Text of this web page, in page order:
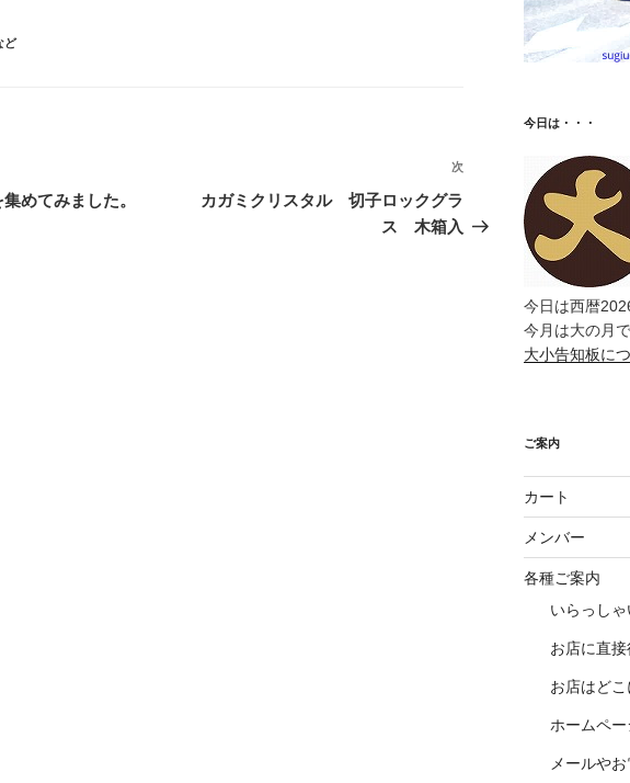
ど
めてみました。
次
投
次
カガミクリスタル 切子ロックグラ
ス 木箱入
今日は・・・
今日は西暦
今月は大の月
大小告知板に
ご案内
カート
メンバー
各種ご案内
いらっし
お店に直
お店はど
ホームペ
メールや